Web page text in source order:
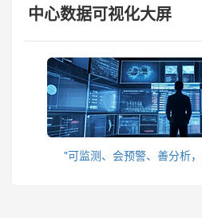
中心数据可视化大屏
"可监测、会预警、善分析